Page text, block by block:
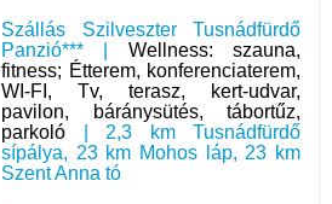
Szállás Szilveszter Tusnádfürdő
Panzió*** | Wellness: szauna,
fitness; Étterem, konferenciaterem,
WI-FI, Tv, terasz, kert-udvar,
pavilon, báránysütés, tábortűz,
parkoló | 2,3 km Tusnádfürdő
sípálya, 23 km Mohos láp, 23 km
Szent Anna tó